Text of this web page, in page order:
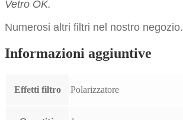
Vetro OK.
Numerosi altri filtri nel nostro negozio.
Informazioni aggiuntive
Effetti filtro Polarizzatore